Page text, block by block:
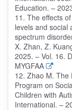
Education. –
11. The effects
levels and social
spectrum
X. Zhan, Z.
2025. – Vol. 16.
MYGFAA
12. Zhao M. The
Program on
Children with
International. –